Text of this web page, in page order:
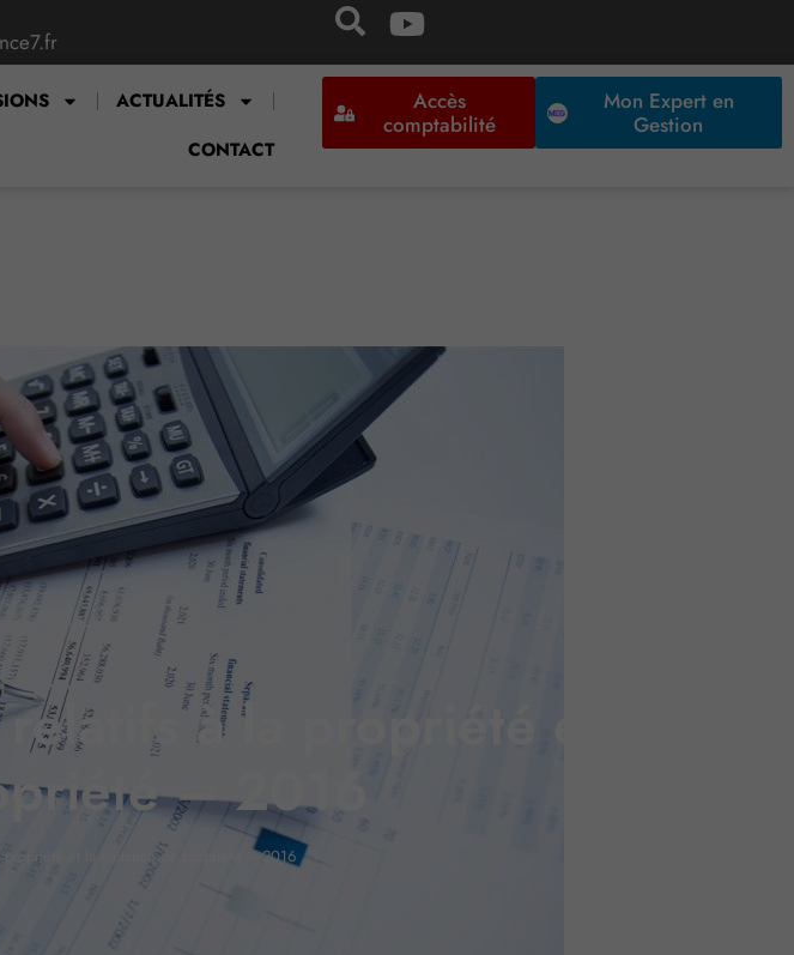
ACTUALITÉS
CONTACT
Accès
comptabilité
Mon Expert en
Gestion
à la propriété et la
– 2016
et la mutation de propriété – 2016